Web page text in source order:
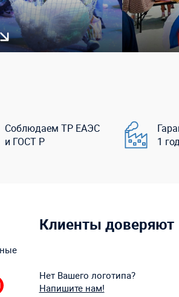
Соблюдаем ТР ЕАЭС
и ГОСТ Р
1
Клиенты доверяют
Нет Вашего логотипа?
Напишите нам!